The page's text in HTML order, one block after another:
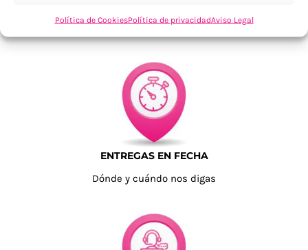
Política de CookiesPolítica de privacidadAviso Legal
Tu confianza, nuestro objetivo
ENTREGAS EN FECHA
Dónde y cuándo nos digas